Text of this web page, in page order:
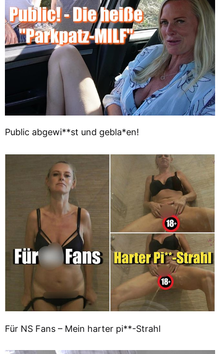
Public abgewi**st und gebla*en!
Für NS Fans – Mein harter pi**-Strahl